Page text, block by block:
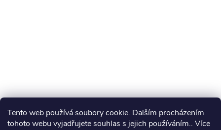
Tento web používá soubory cookie. Dalším procházením
tohoto webu vyjadřujete souhlas s jejich používáním.. Více